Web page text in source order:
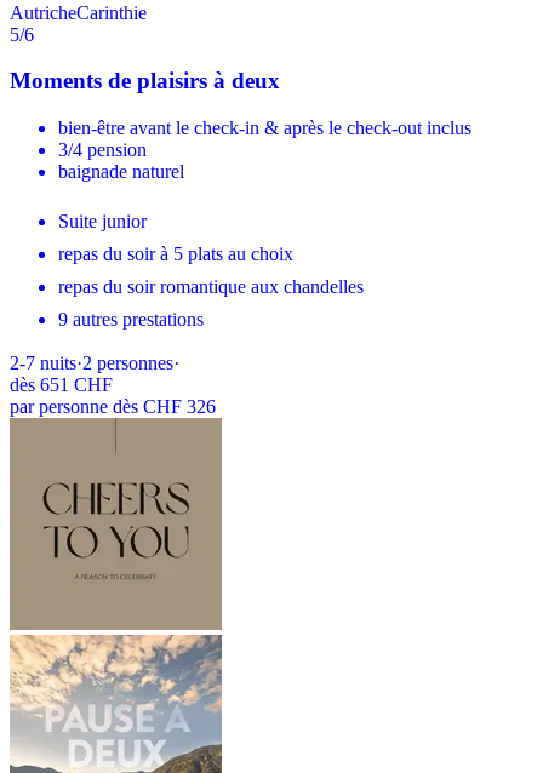
AutricheCarinthie
5/6
Moments de plaisirs à deux
bien-être avant le check-in & après le check-out inclus
3/4 pension
baignade naturel
Suite junior
repas du soir à 5 plats au choix
repas du soir romantique aux chandelles
9 autres prestations
2-7 nuits·2 personnes·
dès 651 CHF
par personne dès CHF 326